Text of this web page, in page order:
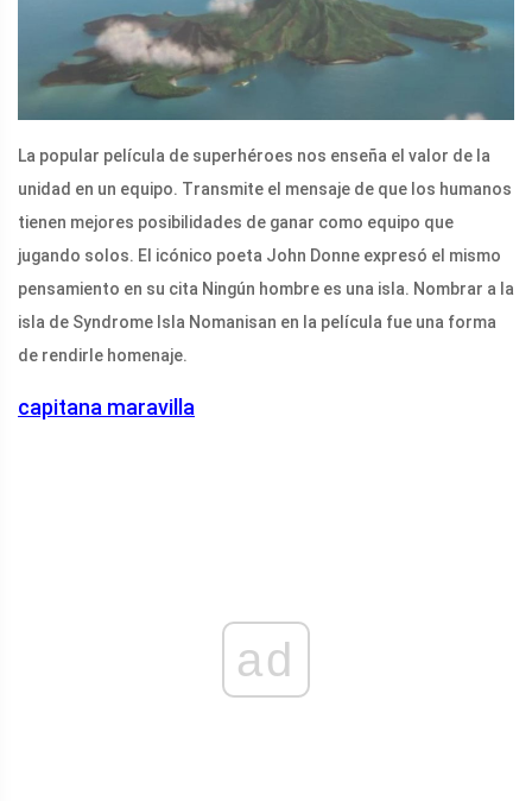
La popular película de superhéroes nos enseña el valor de la
unidad en un equipo. Transmite el mensaje de que los humanos
tienen mejores posibilidades de ganar como equipo que
jugando solos. El icónico poeta John Donne expresó el mismo
pensamiento en su cita Ningún hombre es una isla. Nombrar a la
isla de Syndrome Isla Nomanisan en la película fue una forma
de rendirle homenaje.
capitana maravilla
ad